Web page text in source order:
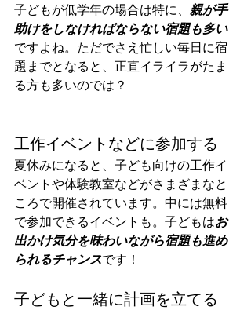
子どもが低学年の場合は特に、 親が手
助けをしなければならない宿題も多い
ですよね。ただでさえ忙しい毎日に宿
題までとなると、正直イライラがたま
る方も多いのでは？
工作イベントなどに参加する
夏休みになると、子ども向けの工作イ
ベントや体験教室などがさまざまなと
ころで開催されています。中には無料
で参加できるイベントも。子どもはお
出かけ気分を味わいながら宿題も進め
られるチャンスです！
子どもと一緒に計画を立てる